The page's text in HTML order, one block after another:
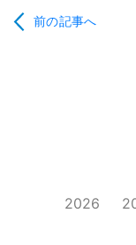
前の記事へ
2026